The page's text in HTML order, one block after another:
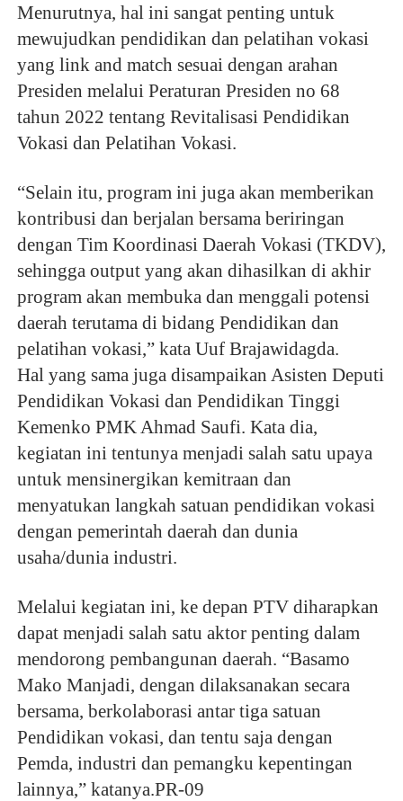
Menurutnya, hal ini sangat penting untuk
mewujudkan pendidikan dan pelatihan vokasi
yang link and match sesuai dengan arahan
Presiden melalui Peraturan Presiden no 68
tahun 2022 tentang Revitalisasi Pendidikan
Vokasi dan Pelatihan Vokasi.
“Selain itu, program ini juga akan memberikan
kontribusi dan berjalan bersama beriringan
dengan Tim Koordinasi Daerah Vokasi (TKDV),
sehingga output yang akan dihasilkan di akhir
program akan membuka dan menggali potensi
daerah terutama di bidang Pendidikan dan
pelatihan vokasi,” kata Uuf Brajawidagda.
Hal yang sama juga disampaikan Asisten Deputi
Pendidikan Vokasi dan Pendidikan Tinggi
Kemenko PMK Ahmad Saufi. Kata dia,
kegiatan ini tentunya menjadi salah satu upaya
untuk mensinergikan kemitraan dan
menyatukan langkah satuan pendidikan vokasi
dengan pemerintah daerah dan dunia
usaha/dunia industri.
Melalui kegiatan ini, ke depan PTV diharapkan
dapat menjadi salah satu aktor penting dalam
mendorong pembangunan daerah. “Basamo
Mako Manjadi, dengan dilaksanakan secara
bersama, berkolaborasi antar tiga satuan
Pendidikan vokasi, dan tentu saja dengan
Pemda, industri dan pemangku kepentingan
lainnya,” katanya.PR-09